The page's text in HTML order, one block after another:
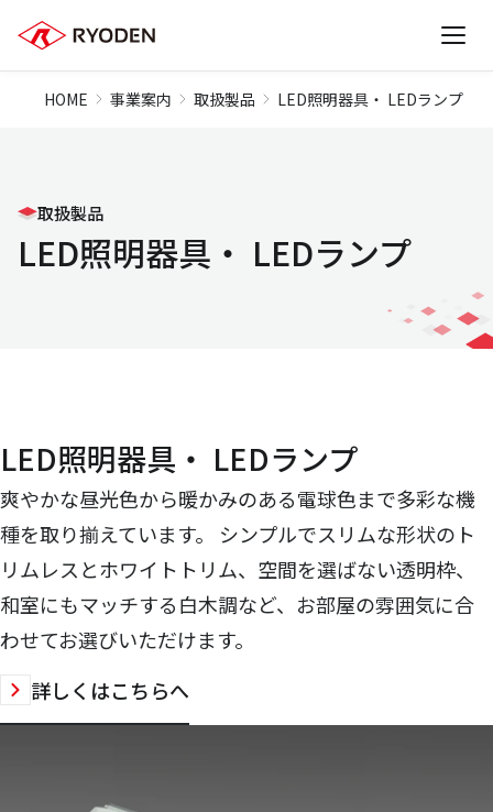
HOME 事業案内 取扱製品 LED照明器具・ LEDランプ
取扱製品
LED照明器具・ LEDランプ
LED照明器具・ LEDランプ
爽やかな昼光色から暖かみのある電球色まで多彩な機
種を取り揃えています。 シンプルでスリムな形状のト
リムレスとホワイトトリム、空間を選ばない透明枠、
和室にもマッチする白木調など、お部屋の雰囲気に合
わせてお選びいただけます。
詳しくはこちらへ